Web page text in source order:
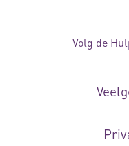
Volg de